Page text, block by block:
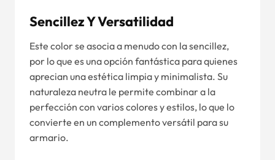
Sencillez Y Versatilidad
Este color se asocia a menudo con la sencillez,
por lo que es una opción fantástica para quienes
aprecian una estética limpia y minimalista. Su
naturaleza neutra le permite combinar a la
perfección con varios colores y estilos, lo que lo
convierte en un complemento versátil para su
armario.